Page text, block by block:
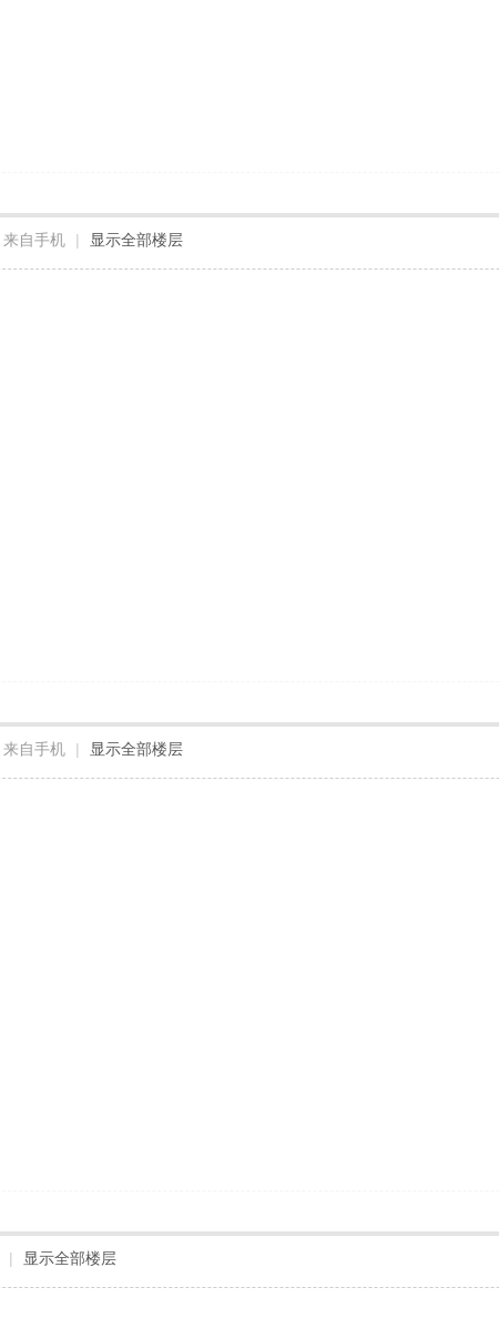
来自手机 | 显示全部楼层
来自手机 | 显示全部楼层
| 显示全部楼层